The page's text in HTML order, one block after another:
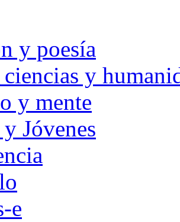
y poesía
y
y mente
Jóvenes
e